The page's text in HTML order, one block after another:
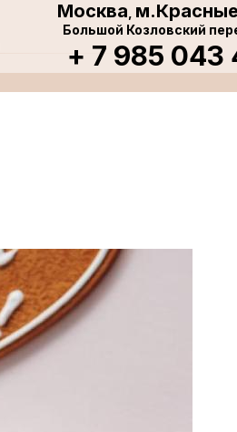
Москва
Большой Козловский
+ 7 985 043